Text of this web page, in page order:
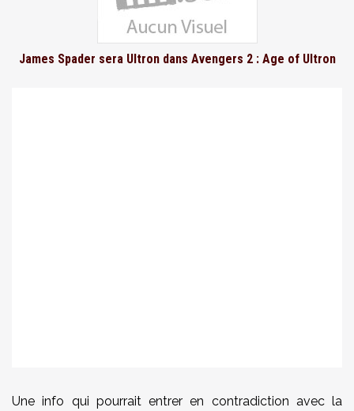
James Spader sera Ultron dans Avengers 2 : Age of Ultron
Une info qui pourrait entrer en contradiction avec la